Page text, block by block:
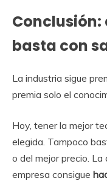
Conclusión:
basta con
La industria sigue
premia solo el
Hoy, tener la mejor
elegida. Tampoco
o del mejor precio.
empresa consigue